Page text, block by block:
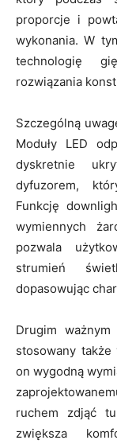
proporcje i
wykonania. W
technologię
rozwiązania
Szczególną
Moduły LED
dyskretnie
dyfuzorem,
Funkcję
wymiennych
pozwala
strumień
dopasowując
Drugim
stosowany
on wygodną
ruchem zdjąć
zwiększa